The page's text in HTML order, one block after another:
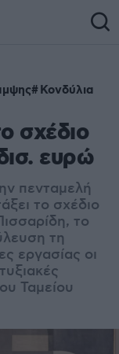
Κονδύλια
σχέδιο
ευρώ
πενταμελή
το σχέδιο
το
τη
εργασίας οι
Ταμείου